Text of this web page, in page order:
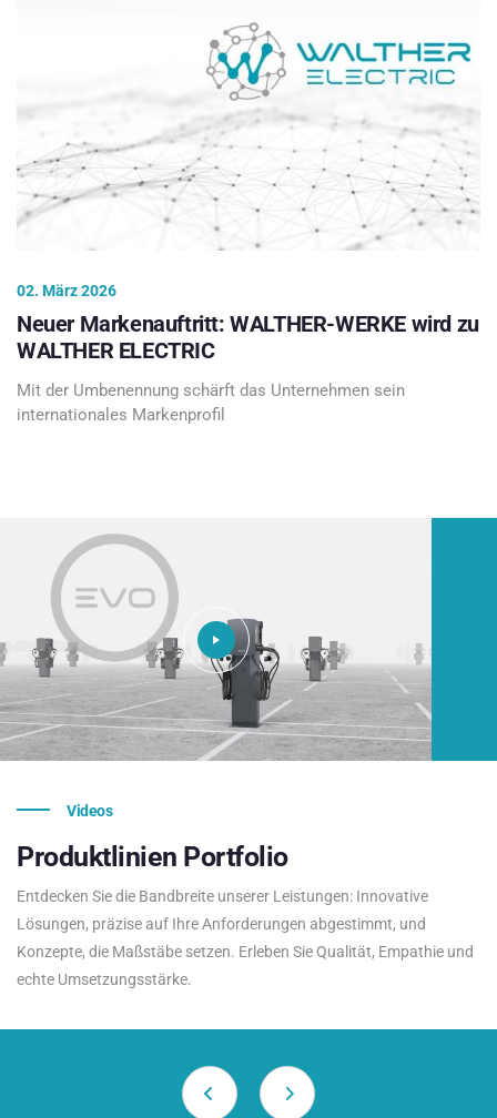
02. März 2026
Neuer Markenauftritt: WALTHER-WERKE wird zu
WALTHER ELECTRIC
Mit der Umbenennung schärft das Unternehmen sein
internationales Markenprofil
Videos
Produktlinien Portfolio
Entdecken Sie die Bandbreite unserer Leistungen: Innovative
Lösungen, präzise auf Ihre Anforderungen abgestimmt, und
Konzepte, die Maßstäbe setzen. Erleben Sie Qualität, Empathie und
echte Umsetzungsstärke.